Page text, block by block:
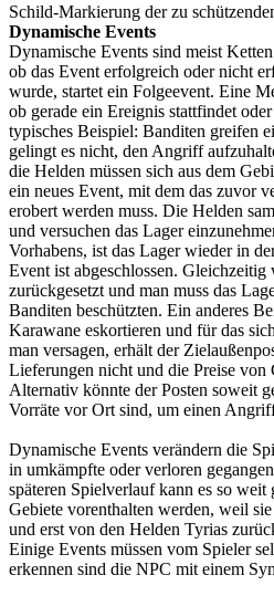
Schild-Markierung der zu
Dynamische Events
Dynamische Events sind meist
ob das Event erfolgreich oder nicht
wurde, startet ein Folgeevent. Eine
ob gerade ein Ereignis stattfindet
typisches Beispiel: Banditen greifen
gelingt es nicht, den Angriff
die Helden müssen sich aus dem
ein neues Event, mit dem das zuvor
erobert werden muss. Die Helden
und versuchen das Lager
Vorhabens, ist das Lager wieder in
Event ist abgeschlossen.
zurückgesetzt und man muss das
Banditen beschützten. Ein anderes
Karawane eskortieren und für das
man versagen, erhält der
Lieferungen nicht und die Preise von
Alternativ könnte der Posten soweit
Vorräte vor Ort sind, um einen
Dynamische Events verändern die
in umkämpfte oder verloren
späteren Spielverlauf kann es so weit
Gebiete vorenthalten werden, weil
und erst von den Helden Tyrias
Einige Events müssen vom Spieler
erkennen sind die NPC mit einem